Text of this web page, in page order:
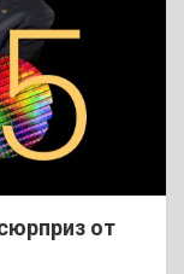
от